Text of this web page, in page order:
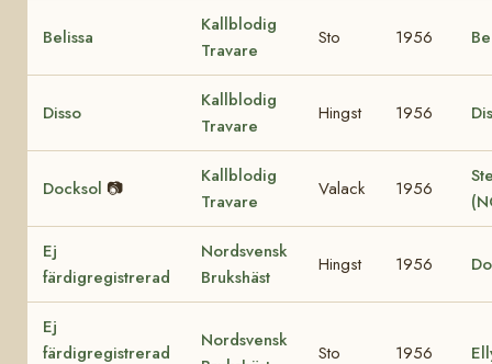
Belissa
Kallblodig
Travare
Sto 1956
Disso
Kallblodig
Travare
Hingst 1956
Docksol 📷
Kallblodig
Travare
Valack 1956
Ej
färdigregistrerad
Nordsvensk
Brukshäst
Hingst 1956
Ej
färdigregistrerad
Nordsvensk
Sto 1956